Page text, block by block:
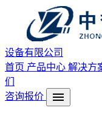
设备有限公司
首页 产品中心 解决方
们
咨询报价
menu